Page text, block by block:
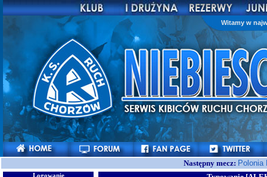
Witamy w
Następny mecz:
Logowanie